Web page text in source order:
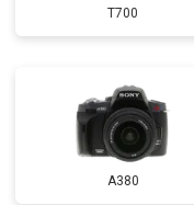
T700
A380